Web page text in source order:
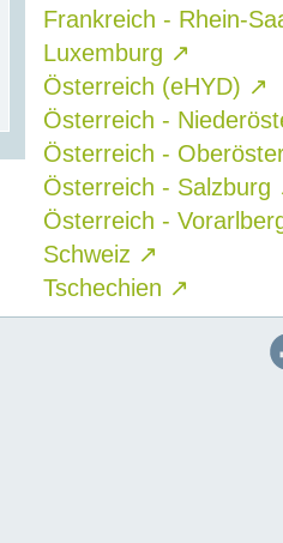
Frankreich - Rhein-
Luxemburg ↗
Österreich (eHYD) ↗
Österreich -
Österreich -
Österreich - Salzburg
Österreich -
Schweiz ↗
Tschechien ↗